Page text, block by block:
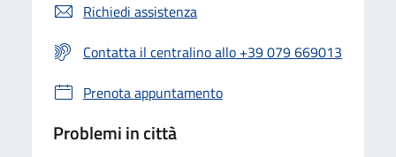
Richiedi assistenza
Contatta il centralino allo +39 079 669013
Prenota appuntamento
Problemi in città